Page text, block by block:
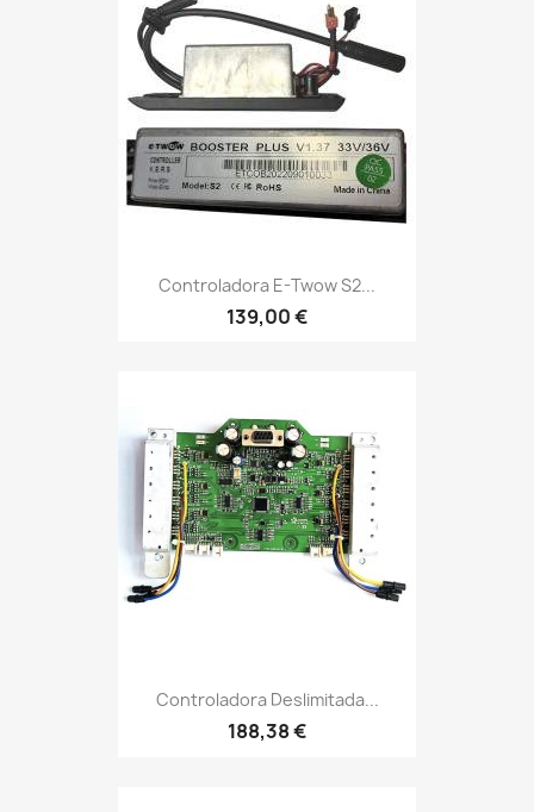
Controladora E-Twow S2...
139,00 €
Controladora Deslimitada...
188,38 €